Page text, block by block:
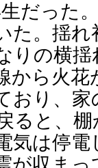
だった
た。揺
りの横
から火
おり、
ると、
気は停電